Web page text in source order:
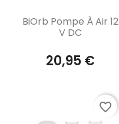
Aperçu rapide
BiOrb Pompe À Air 12
V DC
20,95 €
favorite_border